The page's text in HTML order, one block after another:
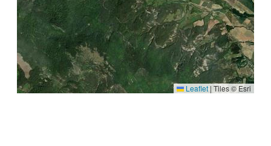
Leaflet | Tiles © Esri